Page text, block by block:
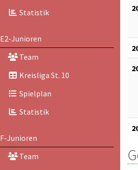
Statistik
E2-Junioren
Team
Kreisliga St. 10
Spielplan
Statistik
F-Junioren
Team